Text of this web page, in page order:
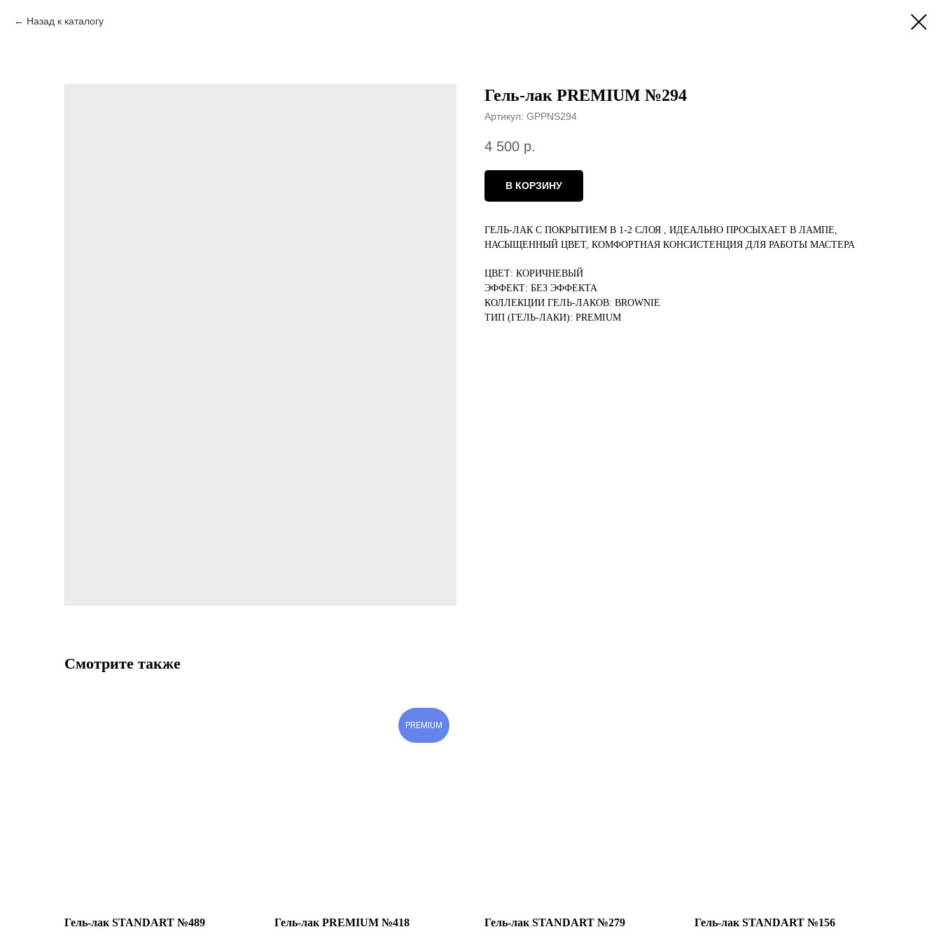
Назад к каталогу
Гель-лак PREMIUM №294
Артикул: GPPNS294
4 500 р.
В КОРЗИНУ
ГЕЛЬ-ЛАК С ПОКРЫТИЕМ В 1-2 СЛОЯ , ИДЕАЛЬНО ПРОСЫХАЕТ В ЛАМПЕ,
НАСЫЩЕННЫЙ ЦВЕТ, КОМФОРТНАЯ КОНСИСТЕНЦИЯ ДЛЯ РАБОТЫ МАСТЕРА
ЦВЕТ: КОРИЧНЕВЫЙ
ЭФФЕКТ: БЕЗ ЭФФЕКТА
КОЛЛЕКЦИИ ГЕЛЬ-ЛАКОВ: BROWNIE
ТИП (ГЕЛЬ-ЛАКИ): PREMIUM
Смотрите также
Гель-лак STANDART №489
PREMIUM
Гель-лак PREMIUM №418 Гель-лак STANDART №279 Гель-лак STANDART №156